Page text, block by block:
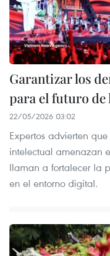
Garantizar los
para el futuro
22/05/2026 03:02
Expertos advierten
intelectual amenazan
llaman a fortalecer la
en el entorno digital.